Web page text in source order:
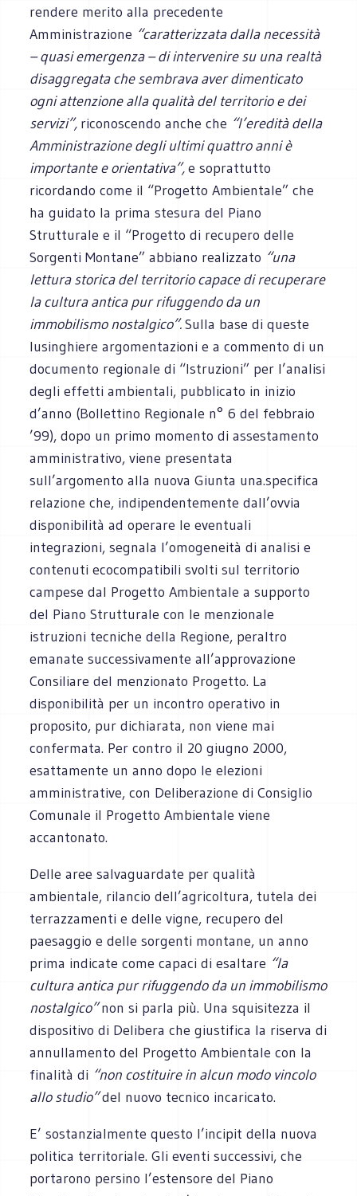
rendere merito alla precedente
Amministrazione “caratterizzata dalla necessità
– quasi emergenza – di intervenire su una realtà
disaggregata che sembrava aver dimenticato
ogni attenzione alla qualità del territorio e dei
servizi”, riconoscendo anche che “l’eredità della
Amministrazione degli ultimi quattro anni è
importante e orientativa”,e soprattutto
ricordando come il “Progetto Ambientale” che
ha guidato la prima stesura del Piano
Strutturale e il “Progetto di recupero delle
Sorgenti Montane” abbiano realizzato “una
lettura storica del territorio capace di recuperare
la cultura antica pur rifuggendo da un
immobilismo nostalgico”.Sulla base di queste
lusinghiere argomentazioni e a commento di un
documento regionale di “Istruzioni” per l’analisi
degli effetti ambientali, pubblicato in inizio
d’anno (Bollettino Regionale n° 6 del febbraio
’99), dopo un primo momento di assestamento
amministrativo, viene presentata
sull’argomento alla nuova Giunta una.specifica
relazione che, indipendentemente dall’ovvia
disponibilità ad operare le eventuali
integrazioni, segnala l’omogeneità di analisi e
contenuti ecocompatibili svolti sul territorio
campese dal Progetto Ambientale a supporto
del Piano Strutturale con le menzionale
istruzioni tecniche della Regione, peraltro
emanate successivamente all’approvazione
Consiliare del menzionato Progetto. La
disponibilità per un incontro operativo in
proposito, pur dichiarata, non viene mai
confermata. Per contro il 20 giugno 2000,
esattamente un anno dopo le elezioni
amministrative, con Deliberazione di Consiglio
Comunale il Progetto Ambientale viene
accantonato.
Delle aree salvaguardate per qualità
ambientale, rilancio dell’agricoltura, tutela dei
terrazzamenti e delle vigne, recupero del
paesaggio e delle sorgenti montane, un anno
prima indicate come capaci di esaltare “la
cultura antica pur rifuggendo da un immobilismo
nostalgico”non si parla più. Una squisitezza il
dispositivo di Delibera che giustifica la riserva di
annullamento del Progetto Ambientale con la
finalità di “non costituire in alcun modo vincolo
allo studio”del nuovo tecnico incaricato.
E’ sostanzialmente questo l’incipit della nuova
politica territoriale. Gli eventi successivi, che
portarono persino l’estensore del Piano